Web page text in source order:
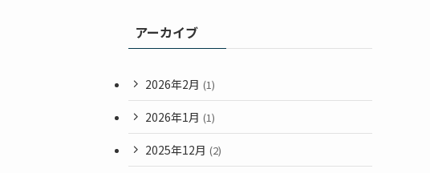
アーカイブ
2026年2月 (1)
2026年1月 (1)
2025年12月 (2)